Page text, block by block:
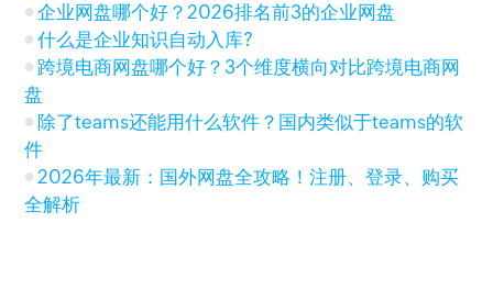
企业网盘哪个好？2026排名前3的企业网盘
什么是企业知识自动入库?
跨境电商网盘哪个好？3个维度横向对比跨境电商网
盘
除了teams还能用什么软件？国内类似于teams的软
件
2026年最新：国外网盘全攻略！注册、登录、购买
全解析